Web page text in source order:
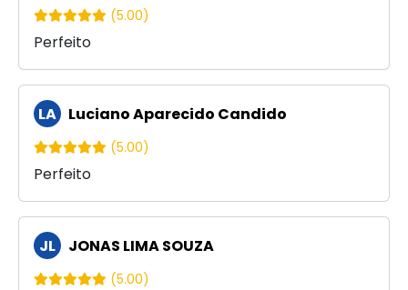
(5.00)
Perfeito
LA Luciano Aparecido Candido
(5.00)
Perfeito
JL JONAS LIMA SOUZA
(5.00)